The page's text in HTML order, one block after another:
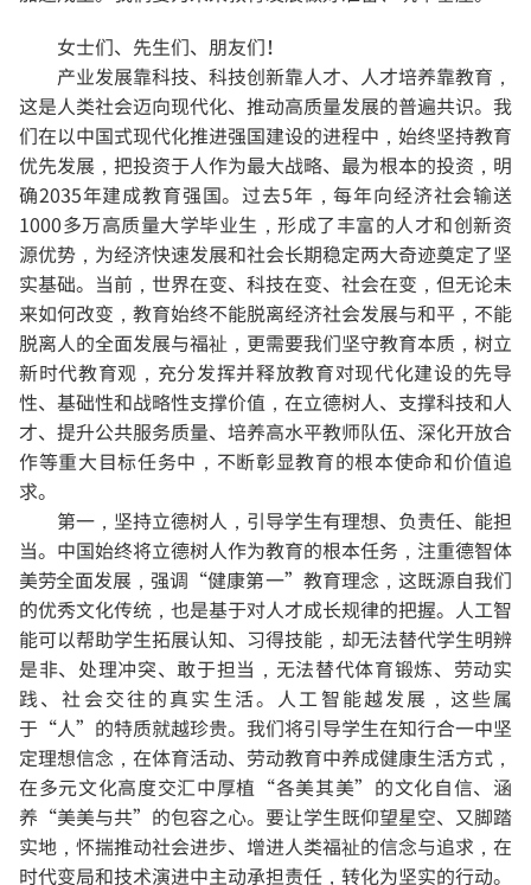
女士们、先生们、朋友们！
产业发展靠科技、科技创新靠人才、人才培养靠教育，
这是人类社会迈向现代化、推动高质量发展的普遍共识。我
们在以中国式现代化推进强国建设的进程中，始终坚持教育
优先发展，把投资于人作为最大战略、最为根本的投资，明
确2035年建成教育强国。过去5年，每年向经济社会输送
1000多万高质量大学毕业生，形成了丰富的人才和创新资
源优势，为经济快速发展和社会长期稳定两大奇迹奠定了坚
实基础。当前，世界在变、科技在变、社会在变，但无论未
来如何改变，教育始终不能脱离经济社会发展与和平，不能
脱离人的全面发展与福祉，更需要我们坚守教育本质，树立
新时代教育观，充分发挥并释放教育对现代化建设的先导
性、基础性和战略性支撑价值，在立德树人、支撑科技和人
才、提升公共服务质量、培养高水平教师队伍、深化开放合
作等重大目标任务中，不断彰显教育的根本使命和价值追
求。
第一，坚持立德树人，引导学生有理想、负责任、能担
当。 中国始终将立德树人作为教育的根本任务，注重德智体
美劳全面发展，强调“健康第一”教育理念，这既源自我们
的优秀文化传统，也是基于对人才成长规律的把握。人工智
能可以帮助学生拓展认知、习得技能，却无法替代学生明辨
是非、处理冲突、敢于担当，无法替代体育锻炼、劳动实
践、社会交往的真实生活。人工智能越发展，这些属
于“人”的特质就越珍贵。我们将引导学生在知行合一中坚
定理想信念，在体育活动、劳动教育中养成健康生活方式，
在多元文化高度交汇中厚植“各美其美”的文化自信、涵
养“美美与共”的包容之心。要让学生既仰望星空、又脚踏
实地，怀揣推动社会进步、增进人类福祉的信念与追求，在
时代变局和技术演进中主动承担责任，转化为坚实的行动。